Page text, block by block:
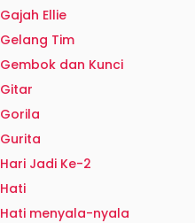
Gajah Ellie
Gelang Tim
Gembok dan Kunci
Gitar
Gorila
Gurita
Hari Jadi Ke-2
Hati
Hati menyala-nyala